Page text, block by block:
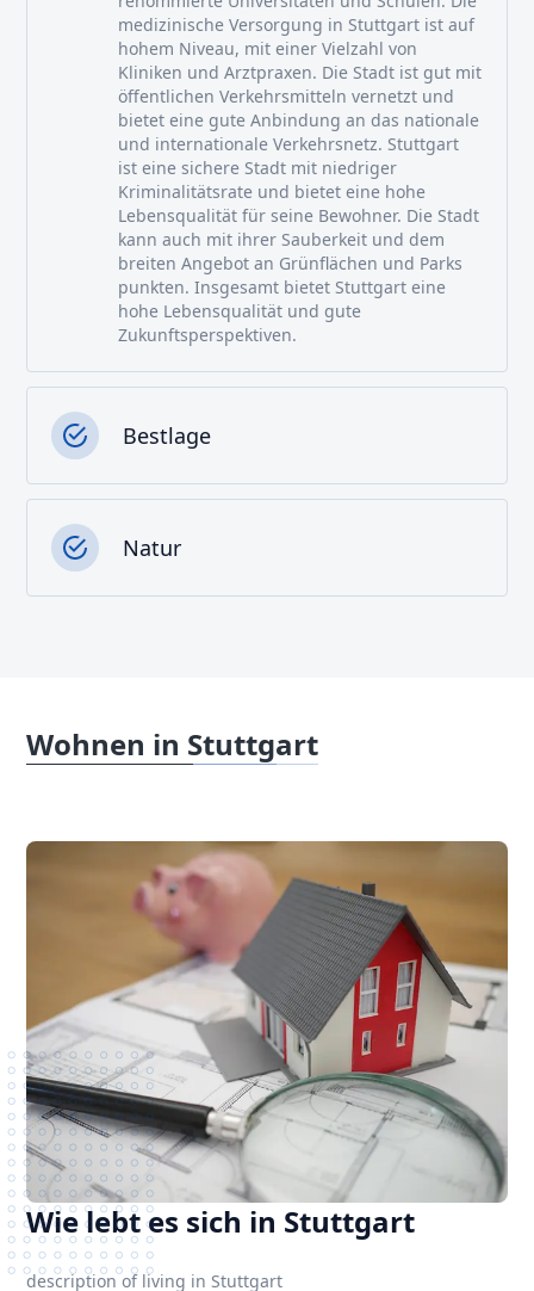
medizinische Versorgung in Stuttgart ist auf
hohem Niveau, mit einer Vielzahl von
Kliniken und Arztpraxen. Die Stadt ist gut mit
öffentlichen Verkehrsmitteln vernetzt und
bietet eine gute Anbindung an das nationale
und internationale Verkehrsnetz. Stuttgart
ist eine sichere Stadt mit niedriger
Kriminalitätsrate und bietet eine hohe
Lebensqualität für seine Bewohner. Die Stadt
kann auch mit ihrer Sauberkeit und dem
breiten Angebot an Grünflächen und Parks
punkten. Insgesamt bietet Stuttgart eine
hohe Lebensqualität und gute
Zukunftsperspektiven.
Bestlage
Natur
Wohnen in Stuttgart
Wie lebt es sich in Stuttgart
description of living in Stuttgart